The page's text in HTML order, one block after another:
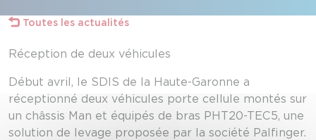
Toutes les actualités
Réception de deux véhicules
Début avril, le SDIS de la Haute-Garonne a
réceptionné deux véhicules porte cellule montés sur
un châssis Man et équipés de bras PHT20-TEC5, une
solution de levage proposée par la société Palfinger.